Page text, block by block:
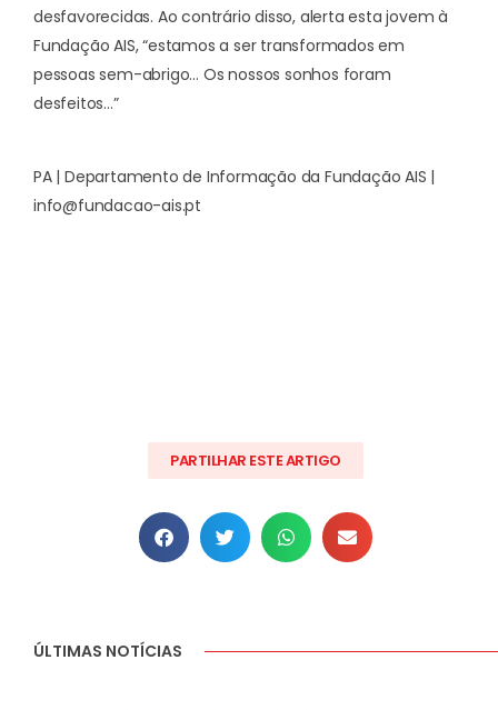
desfavorecidas. Ao contrário disso, alerta esta jovem à
Fundação AIS, “estamos a ser transformados em
pessoas sem-abrigo… Os nossos sonhos foram
desfeitos…”
PA | Departamento de Informação da Fundação AIS |
info@fundacao-ais.pt
PARTILHAR ESTE ARTIGO
ÚLTIMAS NOTÍCIAS